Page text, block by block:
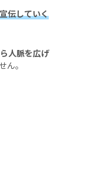
伝していく
人脈を広げ
ん。